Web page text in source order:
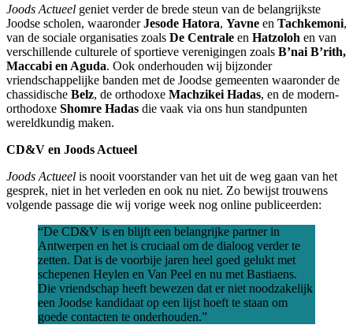
Joods Actueel geniet verder de brede steun van de belangrijkste
Joodse scholen, waaronderJesode Hatora, Yavne en Tachkemoni,
van de sociale organisaties zoals De Centrale en Hatzoloh en van
verschillende culturele of sportieve verenigingen zoals B’nai B’rith,
Maccabi en Aguda. Ook onderhouden wij bijzonder
vriendschappelijke banden met de Joodse gemeenten waaronder de
chassidische Belz, de orthodoxe Machzikei Hadas, en de modern-
orthodoxe Shomre Hadas die vaak via ons hun standpunten
wereldkundig maken.
CD&V en Joods Actueel
Joods Actueel is nooit voorstander van het uit de weg gaan van het
gesprek, niet in het verleden en ook nu niet. Zo bewijst trouwens
volgende passage die wij vorige week nog online publiceerden:
“De CD&V is en blijft een belangrijke partner in
Antwerpen en het is cruciaal om de dialoog verder te
zetten. Dat is de voorbije jaren heel goed gelukt met
schepenen Heylen en Van Peel en nu met Bastiaens.
Die vriendschap heeft bewezen dat er niet noodzakelijk
een Joodse kandidaat op een lijst hoeft te staan om
goede contacten te onderhouden.”